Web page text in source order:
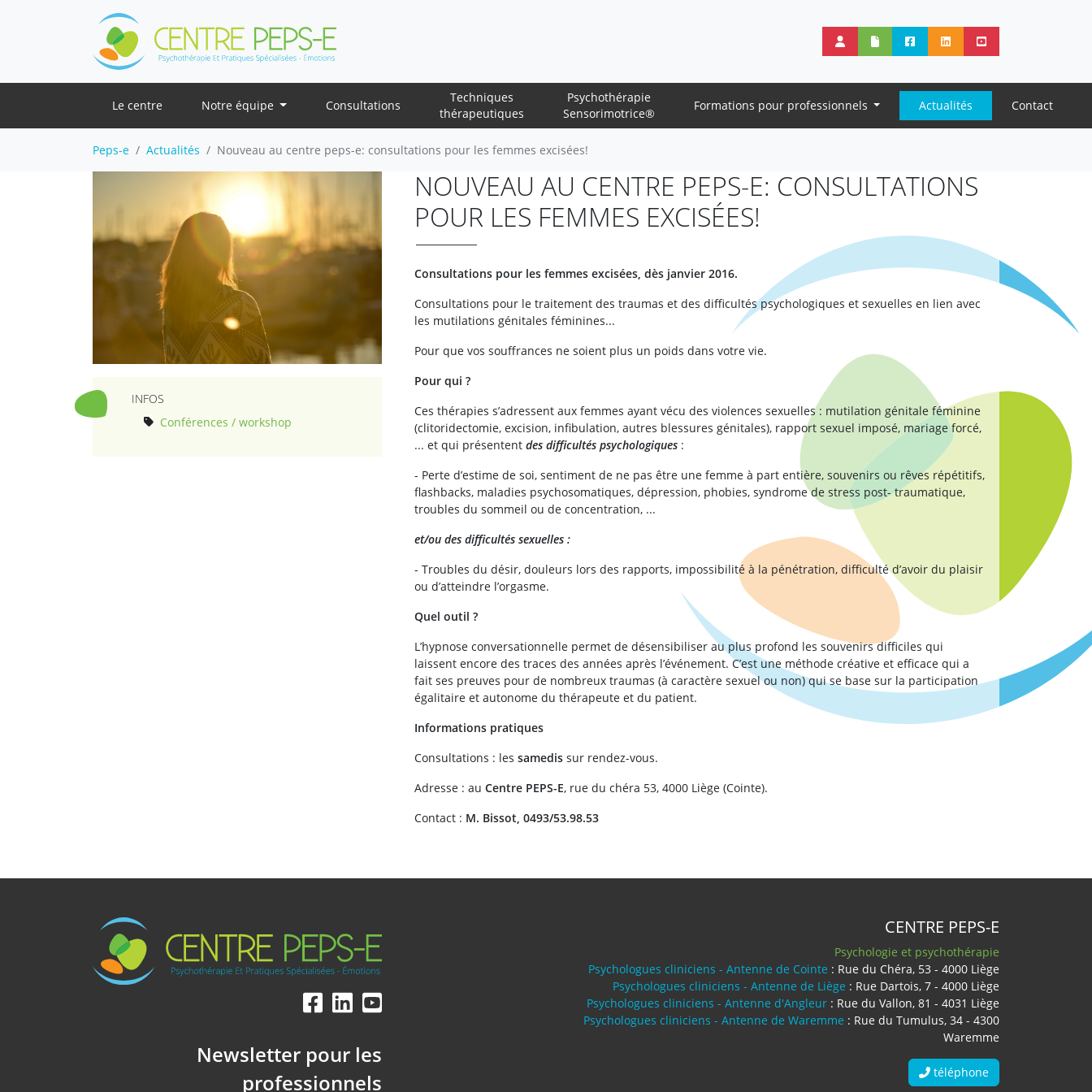
Le centre Notre équipe Consultations
Techniques
thérapeutiques
Psychothérapie
Sensorimotrice®
Formations pour professionnels Actualités Contact
Peps-e Actualités Nouveau au centre peps-e: consultations pour les femmes excisées!
INFOS
Conférences / workshop
NOUVEAU AU CENTRE PEPS-E: CONSULTATIONS
POUR LES FEMMES EXCISÉES!
Consultations pour les femmes excisées, dès janvier 2016.
Consultations pour le traitement des traumas et des difficultés psychologiques et sexuelles en lien avec
les mutilations génitales féminines...
Pour que vos souffrances ne soient plus un poids dans votre vie.
Pour qui ?
Ces thérapies s’adressent aux femmes ayant vécu des violences sexuelles : mutilation génitale féminine
(clitoridectomie, excision, infibulation, autres blessures génitales), rapport sexuel imposé, mariage forcé,
... et qui présentent des difficultés psychologiques :
- Perte d’estime de soi, sentiment de ne pas être une femme à part entière, souvenirs ou rêves répétitifs,
flashbacks, maladies psychosomatiques, dépression, phobies, syndrome de stress post- traumatique,
troubles du sommeil ou de concentration, ...
et/ou des difficultés sexuelles :
- Troubles du désir, douleurs lors des rapports, impossibilité à la pénétration, difficulté d’avoir du plaisir
ou d’atteindre l’orgasme.
Quel outil ?
L’hypnose conversationnelle permet de désensibiliser au plus profond les souvenirs difficiles qui
laissent encore des traces des années après l’événement. C’est une méthode créative et efficace qui a
fait ses preuves pour de nombreux traumas (à caractère sexuel ou non) qui se base sur la participation
égalitaire et autonome du thérapeute et du patient.
Informations pratiques
Consultations : les samedis sur rendez-vous.
Adresse : au Centre PEPS-E, rue du chéra 53, 4000 Liège (Cointe).
Contact : M. Bissot, 0493/53.98.53
Newsletter pour les
professionnels
CENTRE PEPS-E
Psychologie et psychothérapie
Psychologues cliniciens - Antenne de Cointe : Rue du Chéra, 53 - 4000 Liège
Psychologues cliniciens - Antenne de Liège : Rue Dartois, 7 - 4000 Liège
Psychologues cliniciens - Antenne d'Angleur : Rue du Vallon, 81 - 4031 Liège
Psychologues cliniciens - Antenne de Waremme : Rue du Tumulus, 34 - 4300
Waremme
téléphone